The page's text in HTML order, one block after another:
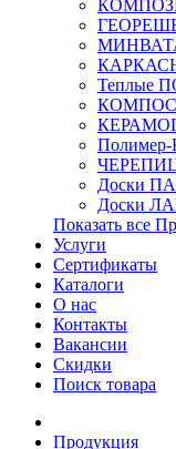
Теплые
Доски
Доски
Показать все
Услуги
Сертификаты
Каталоги
О нас
Контакты
Вакансии
Скидки
Поиск товара
Продукция